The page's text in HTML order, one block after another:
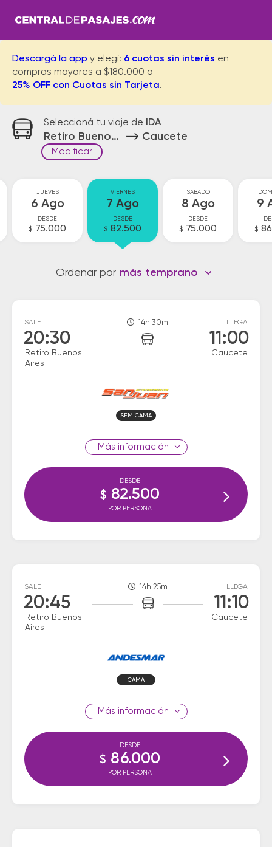
Descargá la app y elegí: 6 cuotas sin interés en
compras mayores a $180.000 o
25% OFF con Cuotas sin Tarjeta.
Seleccioná tu viaje de IDA
Retiro Buenos Aires Caucete
Modificar
JUEVES
6 Ago
DESDE
$ 75.000
VIERNES
7 Ago
DESDE
$ 82.500
SABADO
8 Ago
DESDE
$ 75.000
9
$
Ordenar por más temprano
SALE
20:30
Retiro Buenos
Aires
14h 30m LLEGA
11:00
Caucete
SEMICAMA
información
DESDE
$ 82.500
POR PERSONA
SALE
20:45
Retiro Buenos
Aires
14h 25m LLEGA
11:10
Caucete
CAMA
información
DESDE
$ 86.000
POR PERSONA